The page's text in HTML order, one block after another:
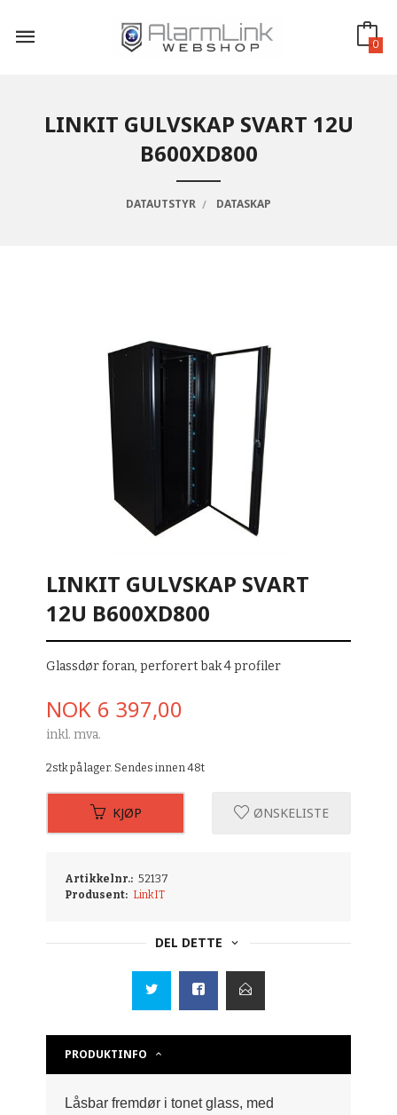
innholdet
0
LINKIT GULVSKAP SVART 12U
B600XD800
DATAUTSTYR DATASKAP
LINKIT GULVSKAP SVART
12U B600XD800
Glassdør foran, perforert bak 4 profiler
Pris
NOK 6 397,00
inkl. mva.
2stk på lager. Sendes innen 48t
KJØP ØNSKELISTE
Artikkelnr.: 52137
Produsent: LinkIT
DEL DETTE
PRODUKTINFO
Låsbar fremdør i tonet glass, med